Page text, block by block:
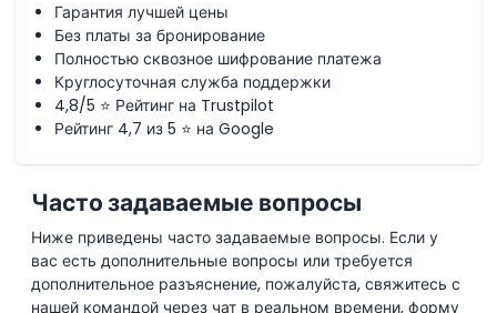
Гарантия лучшей цены
Без платы за бронирование
Полностью сквозное шифрование платежа
Круглосуточная служба поддержки
4,8/5 ⭐ Рейтинг на Trustpilot
Рейтинг 4,7 из 5 ⭐ на Google
Часто задаваемые вопросы
Ниже приведены часто задаваемые вопросы. Если у
вас есть дополнительные вопросы или требуется
дополнительное разъяснение, пожалуйста, свяжитесь с
нашей командой через чат в реальном времени, форму